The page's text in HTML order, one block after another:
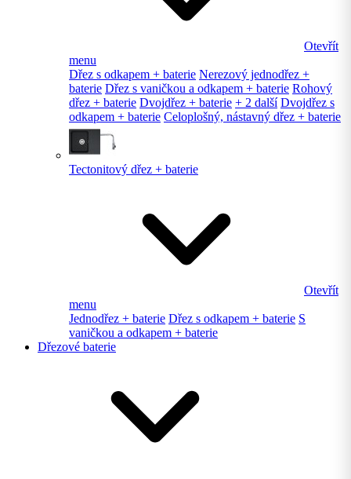
Otevřít
menu
Dřez s odkapem + baterie Nerezový jednodřez +
baterie Dřez s vaničkou a odkapem + baterie Rohový
dřez + baterie Dvojdřez + baterie + 2 další Dvojdřez s
odkapem + baterie Celoplošný, nástavný dřez + baterie
Tectonitový dřez + baterie
Otevřít
menu
Jednodřez + baterie Dřez s odkapem + baterie S
vaničkou a odkapem + baterie
Dřezové baterie